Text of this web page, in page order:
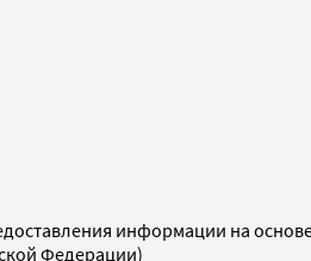
информации на основе
Федерации)